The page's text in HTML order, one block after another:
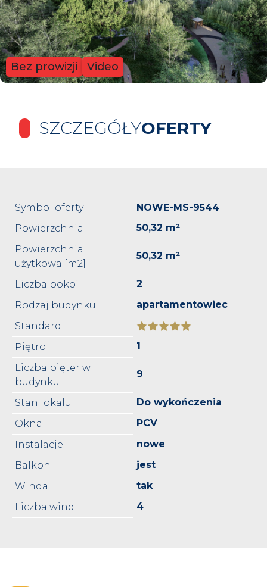
Bez prowizji Video
SZCZEGÓŁYOFERTY
Symbol oferty
NOWE-MS-9544
Powierzchnia
50,32 m²
Powierzchnia
użytkowa [m2]
50,32 m²
Liczba pokoi
2
Rodzaj budynku
apartamentowiec
Standard
Piętro
1
Liczba pięter w
budynku
9
Stan lokalu
Do wykończenia
Okna
PCV
Instalacje
nowe
Balkon
jest
Winda
tak
Liczba wind
4